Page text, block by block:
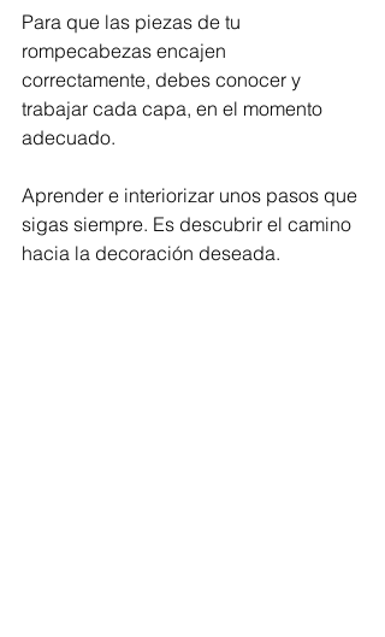
Para que las piezas de tu
rompecabezas encajen
correctamente, debes conocer y
trabajar cada capa, en el momento
adecuado.
Aprender e interiorizar unos pasos que
sigas siempre. Es descubrir el camino
hacia la decoración deseada.